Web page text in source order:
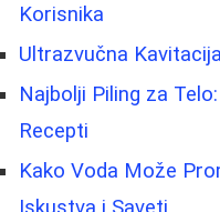
Korisnika
Ultrazvučna
Najbolji Piling za
Recepti
Kako Voda Može